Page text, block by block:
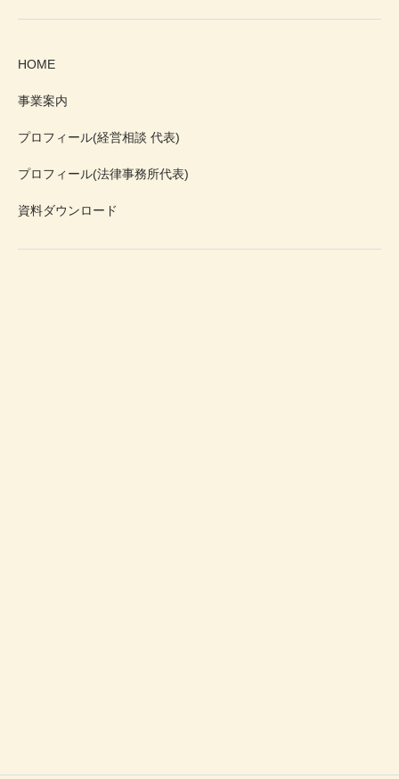
HOME
事業案内
プロフィール(経営相談 代表)
プロフィール(法律事務所代表)
資料ダウンロード